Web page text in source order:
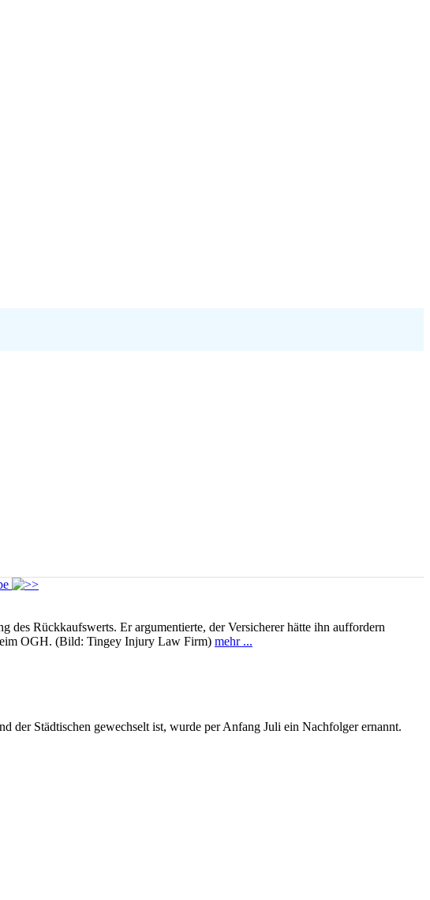
des Rückkaufswerts. Er argumentierte, der Versicherer hätte ihn auffordern
OGH. (Bild: Tingey Injury Law Firm) mehr ...
der Städtischen gewechselt ist, wurde per Anfang Juli ein Nachfolger ernannt.